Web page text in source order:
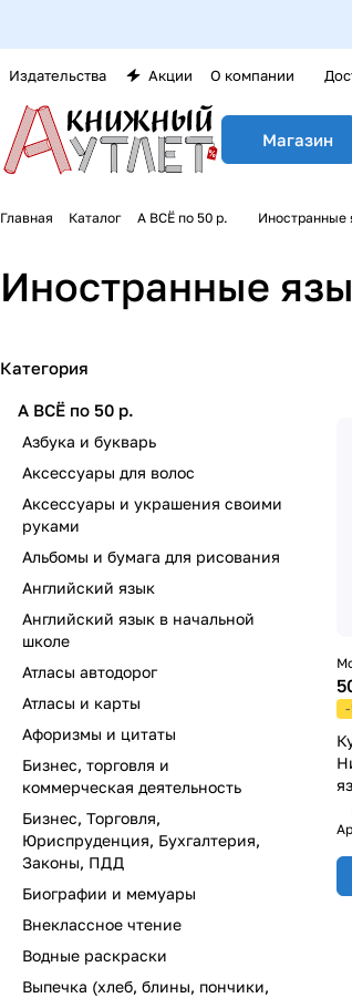
Издательства Акции О компании
Магазин
Главная Каталог А ВСЁ по 50 р. Иностранные
Иностранные
Категория
А ВСЁ по 50 р.
Азбука и букварь
Аксессуары для волос
Аксессуары и украшения своими
руками
Альбомы и бумага для рисования
Английский язык
Английский язык в начальной
школе
Атласы автодорог
Атласы и карты
Афоризмы и цитаты
Бизнес, торговля и
коммерческая деятельность
Бизнес, Торговля,
Юриспруденция, Бухгалтерия,
Законы, ПДД
Биографии и мемуары
Внеклассное чтение
Водные раскраски
Выпечка (хлеб, блины, пончики,